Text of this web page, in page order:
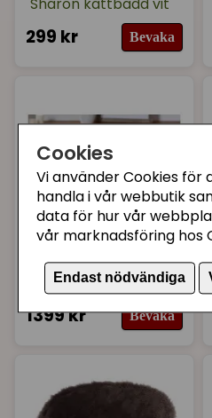
Cookies
Vi använder Cookies för
handla i vår webbutik
data för hur vår
vår marknadsföring hos
Endast nödvändiga
299 kr Bevaka
Kattsoffa Coco
Stone
1399 kr Bevaka